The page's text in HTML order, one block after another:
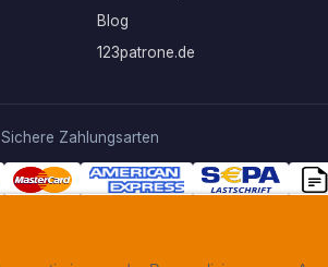
Blog
123patrone.de
Sichere Zahlungsarten